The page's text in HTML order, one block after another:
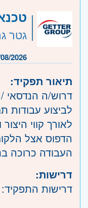
גטר
2026
תיאור תפקיד:
דרוש/ה הנדסאי
לביצוע עבודות
לאורך קווי
הדפוס אצל
העבודה כרוכה
דרישות:
דרישות התפקיד: